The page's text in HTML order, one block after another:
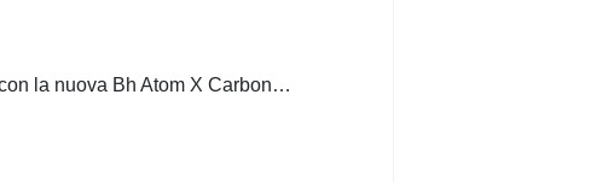
la nuova Bh Atom X Carbon…